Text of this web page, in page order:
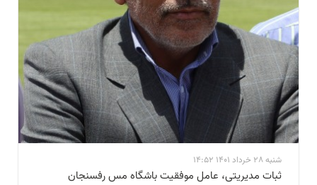
شنبه 28 خرداد 1401 14:52
ثبات مدیریتی، عامل موفقیت باشگاه مس رفسنجان